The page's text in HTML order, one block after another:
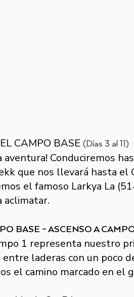
CAMPO BASE (Días 3 al 11)
aventura! Conduciremos
que nos llevará hasta el
el famoso Larkya La
aclimatar.
BASE – ASCENSO A
1 representa nuestro
laderas con un poco
el camino marcado en el